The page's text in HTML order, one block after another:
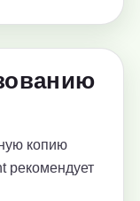
копию
рекомендует